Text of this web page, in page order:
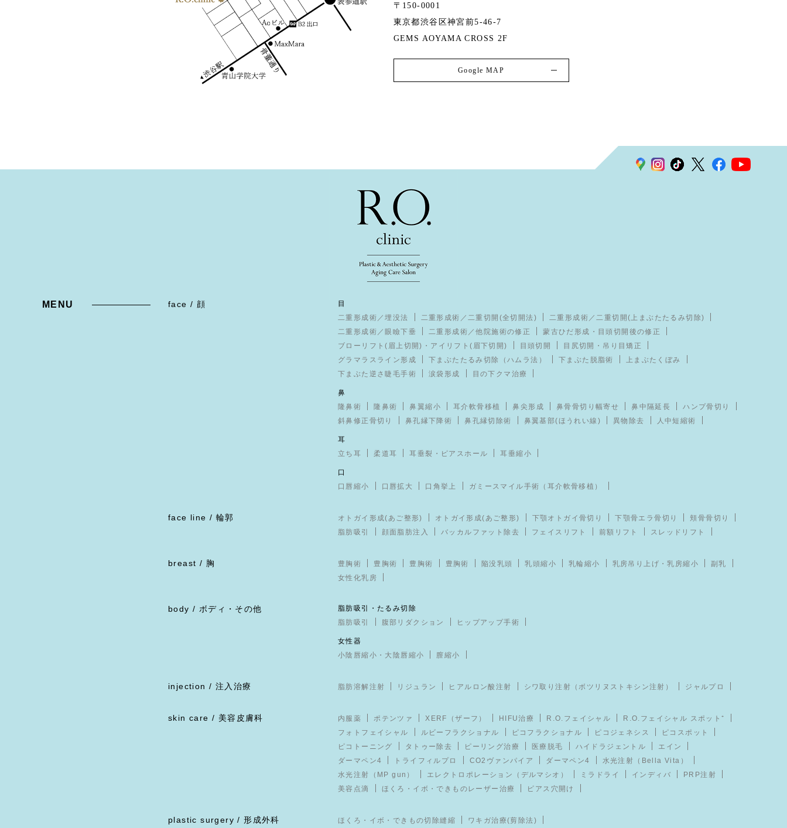
〒150-0001
東京都渋谷区神宮前5-46-7
GEMS AOYAMA CROSS 2F
Google MAP
MENU face / 顔
目
二重形成術／埋没法
二重形成術／二重切開(全切開法)
二重形成術／二重切開(上まぶたたるみ切除)
二重形成術／眼瞼下垂
二重形成術／他院施術の修正
蒙古ひだ形成・目頭切開後の修正
ブローリフト(眉上切開)・アイリフト(眉下切開)
目頭切開
目尻切開・吊り目矯正
グラマラスライン形成
下まぶたたるみ切除（ハムラ法） 下まぶた脱脂術
上まぶたくぼみ
下まぶた逆さ睫毛手術
涙袋形成 目の下クマ治療
鼻
隆鼻術
隆鼻術 鼻翼縮小 耳介軟骨移植 鼻尖形成 鼻骨骨切り幅寄せ 鼻中隔延長
ハンプ骨切り
斜鼻修正骨切り
鼻孔縁下降術 鼻孔縁切除術 鼻翼基部(ほうれい線) 異物除去 人中短縮術
耳
立ち耳
柔道耳 耳垂裂・ピアスホール 耳垂縮小
口
口唇縮小
口唇拡大 口角挙上 ガミースマイル手術（耳介軟骨移植）
face line / 輪郭 オトガイ形成(あご整形) オトガイ形成(あご整形) 下顎オトガイ骨切り 下顎骨エラ骨切り
頬骨骨切り
脂肪吸引
顔面脂肪注入 バッカルファット除去 フェイスリフト 前額リフト スレッドリフト
breast / 胸 豊胸術 豊胸術 豊胸術 豊胸術 陥没乳頭 乳頭縮小 乳輪縮小 乳房吊り上げ・乳房縮小
副乳
女性化乳房
body / ボディ・その他
脂肪吸引・たるみ切除
脂肪吸引
腹部リダクション ヒップアップ手術
女性器
小陰唇縮小・大陰唇縮小
膣縮小
injection / 注入治療 脂肪溶解注射 リジュラン ヒアルロン酸注射 シワ取り注射（ボツリヌストキシン注射） ジャルプロ
skin care / 美容皮膚科 内服薬 ポテンツァ XERF（ザーフ） HIFU治療 R.O.フェイシャル
R.O.フェイシャル スポット⁺
フォトフェイシャル
ルビーフラクショナル ピコフラクショナル ピコジェネシス
ピコスポット
ピコトーニング
タトゥー除去 ピーリング治療 医療脱毛 ハイドラジェントル
エイン
ダーマペン4
トライフィルプロ CO2ヴァンパイア ダーマペン4
水光注射（Bella Vita）
水光注射（MP gun）
エレクトロポレーション（デルマシオ） ミラドライ インディバ
PRP注射
美容点滴
ほくろ・イボ・できものレーザー治療 ピアス穴開け
plastic surgery / 形成外科 ほくろ・イボ・できもの切除縫縮 ワキガ治療(剪除法)